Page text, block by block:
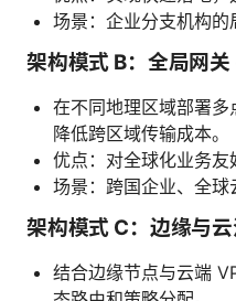
场景：企业分支机构的
架构模式 B：全局网
在不同地理区域部署多
降低跨区域传输成本。
优点：对全球化业务友
场景：跨国企业、全球
架构模式 C：边缘与
结合边缘节点与云端